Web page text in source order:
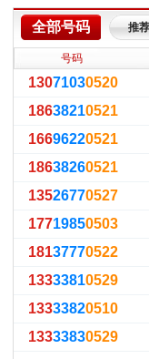
全部号码 推
号码
13071030520
18638210521
16696220521
18638260521
13526770527
17719850503
18137770522
13333810529
13333820510
13333830529